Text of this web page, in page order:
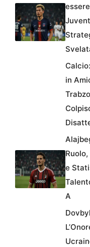
in
e
A